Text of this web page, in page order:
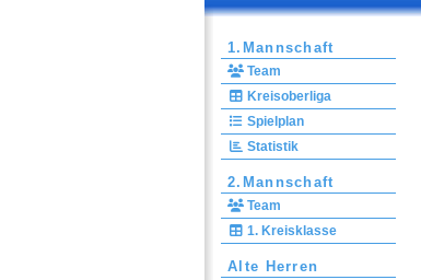
1.Mannschaft
Team
Kreisoberliga
Spielplan
Statistik
2.Mannschaft
Team
1. Kreisklasse
Alte Herren